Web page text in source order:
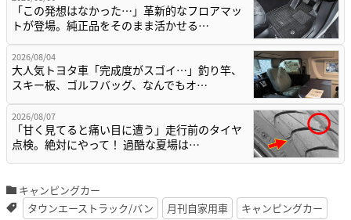
「この発想はなかった…」革新的なフロアマッ
トが登場。純正品をそのまま活かせる…
2026/08/04
大人気トヨタ車「完成度がスゴイ…」釣り竿、
スキー板、ゴルフバッグ、なんでもオ…
2026/08/07
「甘く見てると痛い目に遭う」走行前のタイヤ
点検。絶対にやって！ 過酷な夏場は…
キャンピングカー
タウンエーストラック/バン
月刊自家用車
キャンピングカー